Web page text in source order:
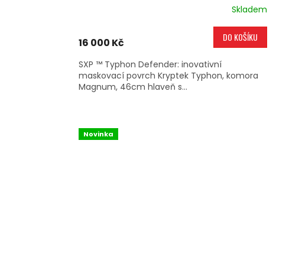
Skladem
16 000 Kč DO KOŠÍKU
SXP ™ Typhon Defender: inovativní
maskovací povrch Kryptek Typhon, komora
Magnum, 46cm hlaveň s...
Novinka